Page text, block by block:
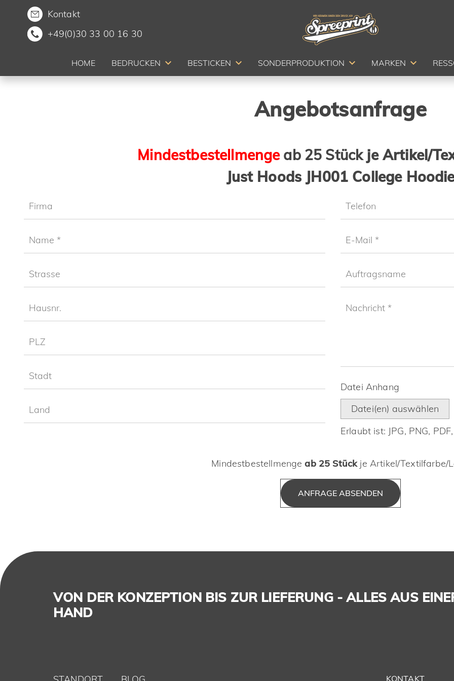
Kontakt
+49(0)30 33 00 16 30
HOME BEDRUCKEN BESTICKEN SONDERPRODUKTION MARKEN
Angebotsanfrage
Mindestbestellmengeab 25 Stückje Artikel/
Just Hoods JH001 College
Datei Anhang
Datei(en) auswählen
Erlaubt ist: JPG, PNG,
Mindestbestellmengeab 25 Stückje Artikel/Textilfarbe/
ANFRAGE ABSENDEN
VON DER KONZEPTION BIS ZUR LIEFERUNG - ALLES AUS
HAND
KONTAKT